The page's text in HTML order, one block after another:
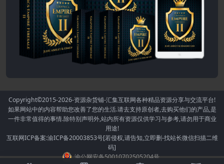
Copyright©2015-2026-资源杂货铺-汇集互联网各种精品资源分享与交流平台!
如果网站中的内容帮助您改善了您的生活.请去支持原创者,去购买他们的产品,是
一件非常值得的事情.除特别声明外,站内所有资源仅供学习与参考,请勿用于商业
用途!
互联网ICP备案:渝ICP备20003853号[若侵权,请告知,立即删-找站长微信扫描二维
码]
渝公网安备50010702505204号